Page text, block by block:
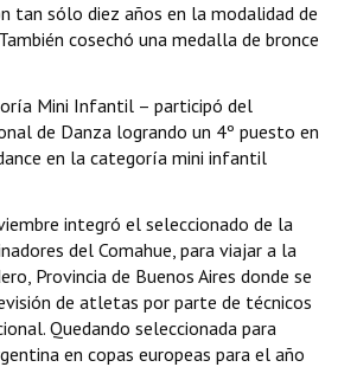
tan sólo diez años en la modalidad de
cosechó una medalla de bronce
Mini Infantil – participó del
de Danza logrando un 4º puesto en
en la categoría mini infantil
integró el seleccionado de la
del Comahue, para viajar a la
Provincia de Buenos Aires donde se
de atletas por parte de técnicos
Quedando seleccionada para
en copas europeas para el año